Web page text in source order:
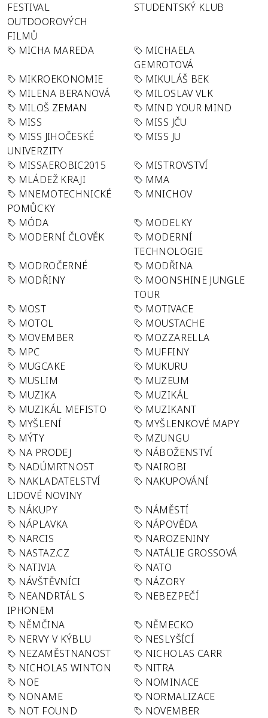
FESTIVAL
OUTDOOROVÝCH
FILMŮ
STUDENTSKÝ KLUB
MICHA MAREDA
MICHAELA
GEMROTOVÁ
MIKROEKONOMIE
MIKULÁŠ BEK
MILENA BERANOVÁ
MILOSLAV VLK
MILOŠ ZEMAN
MIND YOUR MIND
MISS
MISS JČU
MISS JIHOČESKÉ
UNIVERZITY
MISS JU
MISSAEROBIC2015
MISTROVSTVÍ
MLÁDEŽ KRAJI
MMA
MNEMOTECHNICKÉ
POMŮCKY
MNICHOV
MÓDA
MODELKY
MODERNÍ ČLOVĚK
MODERNÍ
TECHNOLOGIE
MODROČERNÉ
MODŘINA
MODŘINY
MOONSHINE JUNGLE
TOUR
MOST
MOTIVACE
MOTOL
MOUSTACHE
MOVEMBER
MOZZARELLA
MPC
MUFFINY
MUGCAKE
MUKURU
MUSLIM
MUZEUM
MUZIKA
MUZIKÁL
MUZIKÁL MEFISTO
MUZIKANT
MYŠLENÍ
MYŠLENKOVÉ MAPY
MÝTY
MZUNGU
NA PRODEJ
NÁBOŽENSTVÍ
NADÚMRTNOST
NAIROBI
NAKLADATELSTVÍ
LIDOVÉ NOVINY
NAKUPOVÁNÍ
NÁKUPY
NÁMĚSTÍ
NÁPLAVKA
NÁPOVĚDA
NARCIS
NAROZENINY
NASTAZ.CZ
NATÁLIE GROSSOVÁ
NATIVIA
NATO
NÁVŠTĚVNÍCI
NÁZORY
NEANDRTÁL S
IPHONEM
NEBEZPEČÍ
NĚMČINA
NĚMECKO
NERVY V KÝBLU
NESLYŠÍCÍ
NEZAMĚSTNANOST
NICHOLAS CARR
NICHOLAS WINTON
NITRA
NOE
NOMINACE
NONAME
NORMALIZACE
NOT FOUND
NOVEMBER